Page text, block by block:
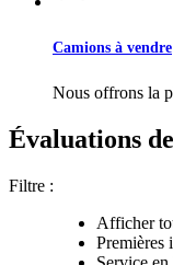
Camions à vendre
Nous offrons la
Évaluations
Filtre :
Afficher
Premières